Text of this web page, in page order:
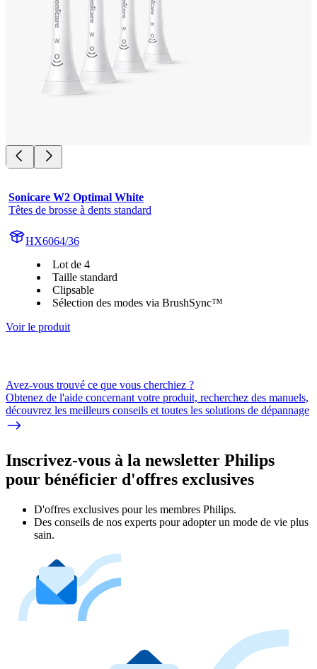
Sonicare W2 Optimal White
Têtes de brosse à dents standard
HX6064/36
Lot de 4
Taille standard
Clipsable
Sélection des modes via BrushSync™
Voir le produit
Avez-vous trouvé ce que vous cherchiez ?
Obtenez de l'aide concernant votre produit, recherchez des manuels,
découvrez les meilleurs conseils et toutes les solutions de dépannage
Inscrivez-vous à la newsletter Philips
pour bénéficier d'offres exclusives
D'offres exclusives pour les membres Philips.
Des conseils de nos experts pour adopter un mode de vie plus
sain.